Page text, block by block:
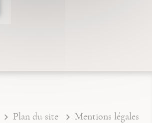
Plan du site
Mentions légales